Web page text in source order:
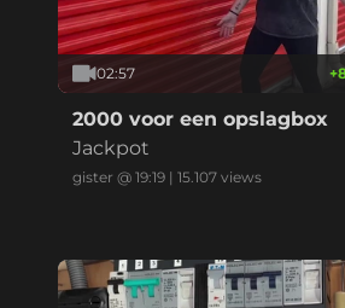
02:57 +
2000 voor een opslagbox
Jackpot
gister @ 19:19 | 15.107 views